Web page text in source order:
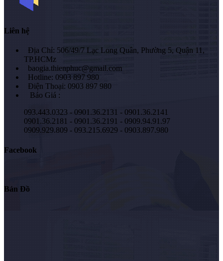
Liên hệ
Địa Chỉ: 506/49/7 Lạc Long Quân, Phường 5, Quận 11,
TP.HCMz
baogia.thienphuc@gmail.com
Hotline: 0903 897 980
Điện Thoại: 0903 897 980
Báo Giá :
093.443.0323 - 0901.36.2131 - 0901.36.2141
0901.36.2181 - 0901.36.2191 - 0909.94.91.97
0909.929.809 - 093.215.6929 - 0903.897.980
Facebook
Bản Đồ